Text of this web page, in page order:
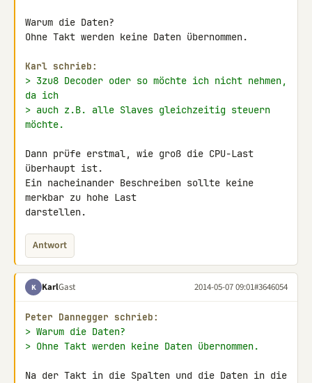
Warum die Daten?
Ohne Takt werden keine Daten übernommen.
Karl schrieb:
> 3zu8 Decoder oder so möchte ich nicht nehmen,
da ich
> auch z.B. alle Slaves gleichzeitig steuern
möchte.
Dann prüfe erstmal, wie groß die CPU-Last
überhaupt ist.
Ein nacheinander Beschreiben sollte keine
merkbar zu hohe Last
darstellen.
Antwort
K KarlGast 2014-05-07 09:01#3646054
Peter Dannegger schrieb:
> Warum die Daten?
> Ohne Takt werden keine Daten übernommen.
Na der Takt in die Spalten und die Daten in die